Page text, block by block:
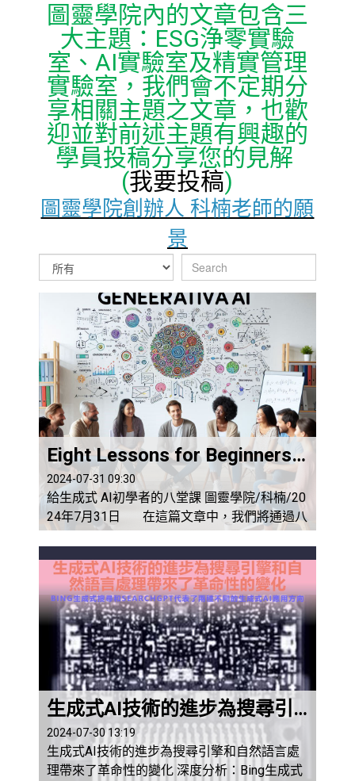
圖靈學院內的文章包含三
大主題：ESG浄零實驗
室、AI實驗室及精實管理
實驗室，我們會不定期分
享相關主題之文章，也歡
迎並對前述主題有興趣的
學員投稿分享您的見解
(我要投稿)
圖靈學院創辦人 科楠老師的願
景
Eight Lessons for Beginners in Generative AI
2024-07-31 09:30
給生成式 AI初學者的八堂課 圖靈學院/科楠/20
24年7月31日 在這篇文章中，我們將通過八
個部分，由淺入深地帶領大家了解什麼是生成
的主題，幫助你逐步掌握這一技術的基礎知識
和應用。 Lesson 1:AI簡介 Lesson 2:了解什麼
是機器學習(ML) Lesson 3:深度學習基礎（Basi
cs of De...
生成式AI技術的進步為搜尋引擎和自然語言處理帶來了革命性的變化
2024-07-30 13:19
生成式AI技術的進步為搜尋引擎和自然語言處
理帶來了革命性的變化 深度分析：Bing生成式